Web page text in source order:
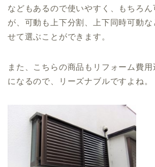
などもあるので使いやすく、もちろん
が、可動も上下分割、上下同時可動な
せて選ぶことができます。
また、こちらの商品もリフォーム費
になるので、リーズナブルですよね。